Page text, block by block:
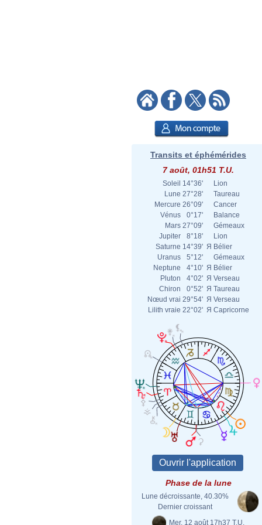
Transits et éphémérides
7 août, 01h51 T.U.
Soleil 14°36'
Lion
Lune 27°28'
Taureau
Mercure 26°09'
Cancer
Vénus
0°17'
Balance
Mars 27°09'
Gémeaux
Jupiter
8°18'
Lion
Saturne 14°39' Я Bélier
Uranus
5°12'
Gémeaux
Neptune
4°10' Я Bélier
Pluton
4°02' Я Verseau
Chiron
0°52' Я Taureau
Nœud vrai 29°54' Я Verseau
Lilith vraie 22°02' Я Capricorne
Phase de la lune
Lune décroissante, 40.30%
Dernier croissant
Mer. 12 août 17h37 T.U.